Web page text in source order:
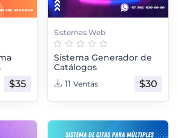
$35
Sistemas Web
Sistema Generador de
Catálogos
11 Ventas $30